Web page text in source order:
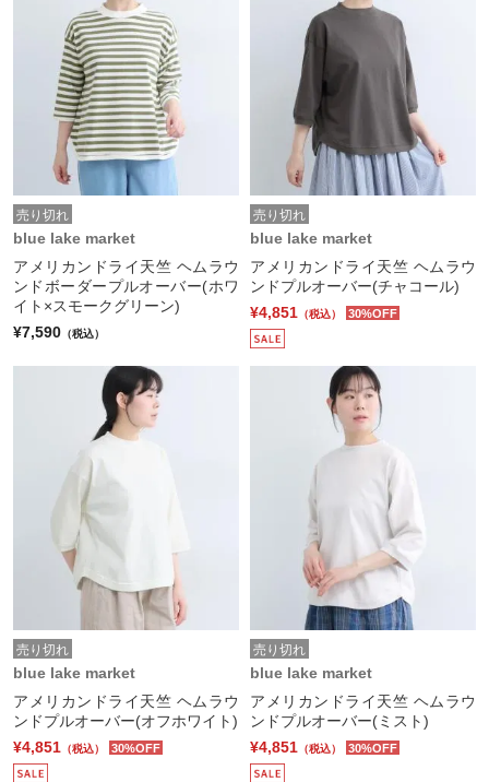
売り切れ
blue lake market
アメリカンドライ天竺 ヘムラウ
ンドボーダープルオーバー(ホワ
イト×スモークグリーン)
¥7,590 （税込）
売り切れ
blue lake market
アメリカンドライ天竺 ヘムラウ
ンドプルオーバー(チャコール)
¥4,851 （税込） 30%OFF
売り切れ
blue lake market
アメリカンドライ天竺 ヘムラウ
ンドプルオーバー(オフホワイト)
¥4,851 （税込） 30%OFF
売り切れ
blue lake market
アメリカンドライ天竺 ヘムラウ
ンドプルオーバー(ミスト)
¥4,851 （税込） 30%OFF